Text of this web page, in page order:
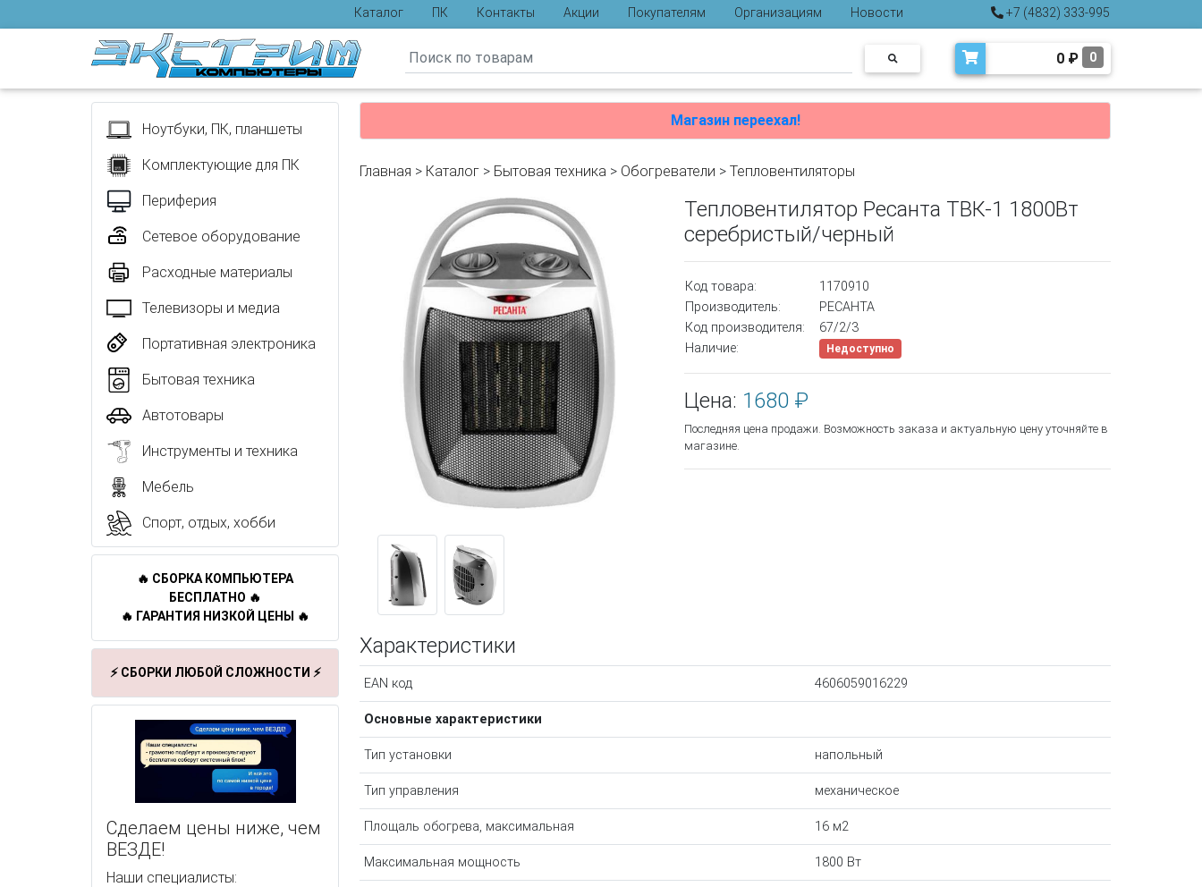
Каталог ПК Контакты Акции Покупателям Организациям
Новости
Отзывы
+7 (4832) 333-995
0 ₽ 0
Ноутбуки, ПК, планшеты
Комплектующие для ПК
Периферия
Сетевое оборудование
Расходные материалы
Телевизоры и медиа
Портативная электроника
Бытовая техника
Автотовары
Инструменты и техника
Мебель
Спорт, отдых, хобби
🔥 СБОРКА КОМПЬЮТЕРА
БЕСПЛАТНО 🔥
🔥 ГАРАНТИЯ НИЗКОЙ ЦЕНЫ 🔥
⚡ СБОРКИ ЛЮБОЙ СЛОЖНОСТИ ⚡
Сделаем цены ниже, чем
ВЕЗДЕ!
Наши специалисты:
Магазин переехал!
Главная > Каталог > Бытовая техника > Обогреватели > Тепловентиляторы
Тепловентилятор Ресанта ТВК-1 1800Вт
серебристый/черный
Код товара:
1170910
Производитель:
РЕСАНТА
Код производителя:
67/2/3
Наличие:
Недоступно
Цена: 1680 ₽
Последняя цена продажи. Возможность заказа и актуальную цену уточняйте в
магазине.
Характеристики
EAN код 4606059016229
Основные характеристики
Тип установки напольный
Тип управления механическое
Площаль обогрева, максимальная 16 м2
Максимальная мощность 1800 Вт